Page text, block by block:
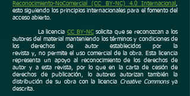
Reconocimiento-NoComercial (CC BY-NC) 4.0 Internacional ,
esto siguiendo los principios internacionales para el fomento del
acceso abierto.
La licencia CC BY-NCsolicita que se reconozcan a los
autores del material manteniendo los términos y condiciones de
los derechos de autor establecidos por la
revista y, no permite el uso comercial de la obra. Esta licencia
representa un apoyo al reconocimiento de los derechos de
autor y a esta revista, por lo que en la carta de cesión de
derechos de publicación, lo autores autorizan también la
distribución de su obra con la licencia Creative Commonsya
descrita.